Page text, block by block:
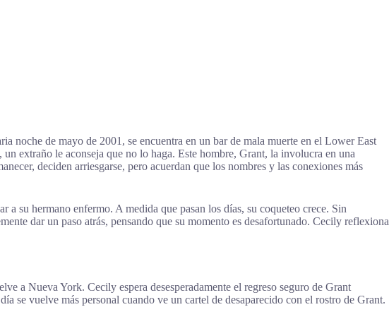
noche de mayo de 2001, se encuentra en un bar de mala muerte en el Lower East
extraño le aconseja que no lo haga. Este hombre, Grant, la involucra en una
deciden arriesgarse, pero acuerdan que los nombres y las conexiones más
su hermano enfermo. A medida que pasan los días, su coqueteo crece. Sin
dar un paso atrás, pensando que su momento es desafortunado. Cecily reflexiona
a Nueva York. Cecily espera desesperadamente el regreso seguro de Grant
se vuelve más personal cuando ve un cartel de desaparecido con el rostro de Grant.